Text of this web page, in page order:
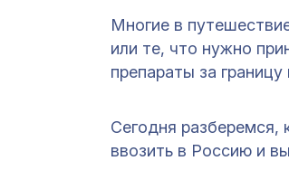
Многие в
или те, что нужно
препараты за
Сегодня разберемся,
ввозить в Россию и